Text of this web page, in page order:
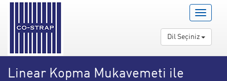
Menü
Aç/Kapa
Dil Seçiniz
Linear Kopma Mukavemeti ile